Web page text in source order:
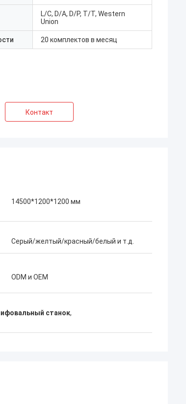
L/C, D/A, D/P, T/T, Western
Union
20 комплектов в месяц
Контакт
14500*1200*1200 мм
Серый/желтый/красный/белый и т.д.
ODM и OEM
станок,